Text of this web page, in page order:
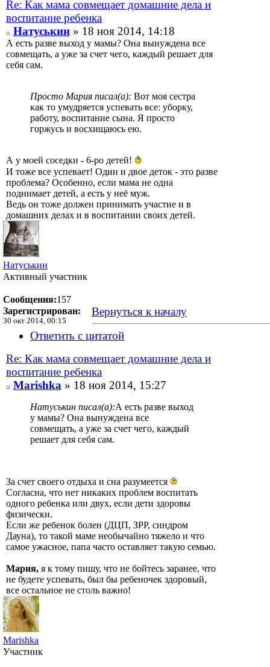
Re: Как мама совмещает домашние дела и
воспитание ребенка
Натуськин» 18 ноя 2014, 14:18
А есть разве выход у мамы? Она вынуждена все
совмещать, а уже за счет чего, каждый решает для
себя сам.
Просто Мария писал(а): Вот моя сестра
как то умудряется успевать все: уборку,
работу, воспитание сына. Я просто
горжусь и восхищаюсь ею.
А у моей соседки - 6-ро детей!
И тоже все успевает! Один и двое деток - это разве
проблема? Особенно, если мама не одна
поднимает детей, а есть у неё муж.
Ведь он тоже должен принимать участие и в
домашних делах и в воспитании своих детей.
Натуськин
Активный участник
Сообщения:157
Зарегистрирован:
30 окт 2014, 00:15
Вернуться к началу
Ответить с цитатой
Re: Как мама совмещает домашние дела и
воспитание ребенка
Marishka » 18 ноя 2014, 15:27
Натуськин писал(а):А есть разве выход
у мамы? Она вынуждена все
совмещать, а уже за счет чего, каждый
решает для себя сам.
За счет своего отдыха и сна разумеется
Согласна, что нет никаких проблем воспитать
одного ребенка или двух, если дети здоровы
физически.
Если же ребенок болен (ДЦП, ЗРР, синдром
Дауна), то такой маме необычайно тяжело и что
самое ужасное, папа часто оставляет такую семью.
Мария, я к тому пишу, что не бойтесь заранее, что
не будете успевать, был бы ребеночек здоровый,
все остальное не столь важно!
Marishka
Участник